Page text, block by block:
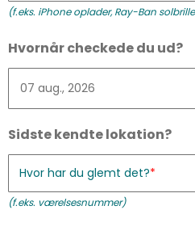
(f.eks. iPhone oplader, Ray-Ban
Hvornår checkede du ud?
Sidste kendte lokation?
Hvor har du glemt det?
(f.eks. værelsesnummer)